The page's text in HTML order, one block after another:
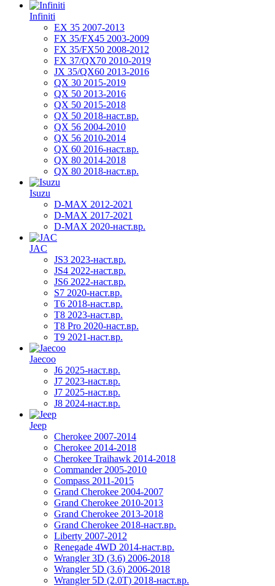
Infiniti
EX 35 2007-2013
FX 35/FX45 2003-2009
FX 35/FX50 2008-2012
FX 37/QX70 2010-2019
JX 35/QX60 2013-2016
QX 30 2015-2019
QX 50 2013-2016
QX 50 2015-2018
QX 50 2018-наст.вр.
QX 56 2004-2010
QX 56 2010-2014
QX 60 2016-наст.вр.
QX 80 2014-2018
QX 80 2018-наст.вр.
Isuzu
D-MAX 2012-2021
D-MAX 2017-2021
D-MAX 2020-наст.вр.
JAC
JS3 2023-наст.вр.
JS4 2022-наст.вр.
JS6 2022-наст.вр.
S7 2020-наст.вр.
T6 2018-наст.вр.
T8 2023-наст.вр.
T8 Pro 2020-наст.вр.
T9 2021-наст.вр.
Jaecoo
J6 2025-наст.вр.
J7 2023-наст.вр.
J7 2025-наст.вр.
J8 2024-наст.вр.
Jeep
Cherokee 2007-2014
Cherokee 2014-2018
Cherokee Traihawk 2014-2018
Commander 2005-2010
Compass 2011-2015
Grand Cherokee 2004-2007
Grand Cherokee 2010-2013
Grand Cherokee 2013-2018
Grand Cherokee 2018-наст.вр.
Liberty 2007-2012
Renegade 4WD 2014-наст.вр.
Wrangler 3D (3.6) 2006-2018
Wrangler 5D (3.6) 2006-2018
Wrangler 5D (2.0T) 2018-наст.вр.